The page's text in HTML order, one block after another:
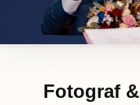
Fotograf